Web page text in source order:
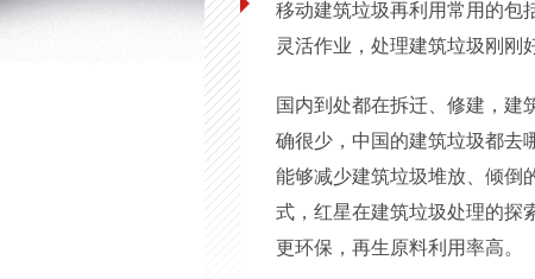
移动建筑垃圾再利用常用的包
灵活作业，处理建筑垃圾刚刚
国内到处都在拆迁、修建，建
确很少，中国的建筑垃圾都去
能够减少建筑垃圾堆放、倾倒
式，红星在建筑垃圾处理的探
更环保，再生原料利用率高。